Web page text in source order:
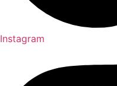
Instagram